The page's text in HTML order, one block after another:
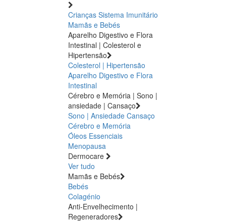
Crianças Sistema Imunitário
Mamãs e Bebés
Aparelho Digestivo e Flora
Intestinal | Colesterol e
Hipertensão
Colesterol | Hipertensão
Aparelho Digestivo e Flora
Intestinal
Cérebro e Memória | Sono |
ansiedade | Cansaço
Sono | Ansiedade Cansaço
Cérebro e Memória
Óleos Essenciais
Menopausa
Dermocare
Ver tudo
Mamãs e Bebés
Bebés
Colagénio
Anti-Envelhecimento |
Regeneradores